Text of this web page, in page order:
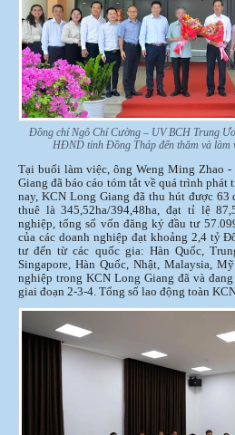
Đồng chí Ngô Chí Cường – UV BCH Trung
HĐND tỉnh Đồng Tháp đến thăm và làm
Tại buổi làm việc, ông Weng Ming Zhao
Giang đã báo cáo tóm tắt về quá trình
nay, KCN Long Giang đã thu hút được
thuê là 345,52ha/394,48ha, đạt tỉ lệ
nghiệp, tổng số vốn đăng ký đầu tư
của các doanh nghiệp đạt khoảng 2,4 tỷ
tư đến từ các quốc gia: Hàn Quốc,
Singapore, Hàn Quốc, Nhật, Malaysia,
nghiệp trong KCN Long Giang đã và
giai đoạn 2-3-4. Tổng số lao động toàn